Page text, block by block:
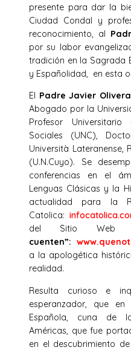
presente para dar la
Ciudad Condal y
reconocimiento, al
por su labor
tradición en la Sagrada
y Españolidad, en esta
El Padre Javier
Abogado por la
Profesor
Sociales (UNC),
Università
(U.N.Cuyo). Se
conferencias en el
Lenguas Clásicas y la
actualidad para la
Catolica:
del Sitio Web
cuenten”:
a la apologética
realidad.
Resulta curioso e
esperanzador, que
Española, cuna de
Américas, que fue
en el descubrimiento